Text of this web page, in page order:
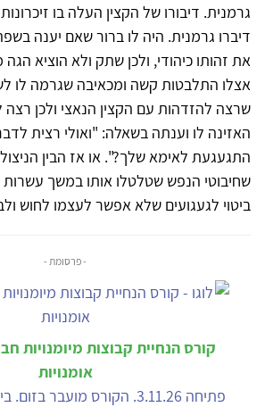
גרמנית. דיבורו של הקצין העלה בו
דיברו גרמנית. היה לו ברור שאם יענה
את זהותו כיהודי, ולכן שתק ולא הוציא
אצלו התלבטות קשה ומכאיבה שגרמה לו
שרצה להזדהות עם הקצין הנאצי ולכן רצה
האזינה לו וענתה בשאלה: "ואולי רצית
התגעגעת לאימא שלך?". או אז הבין
שחיבוטי הנפש שטלטלו אותו במשך
ביטוי לגעגועים שלא אפשר לעצמו לחוש
- פרסומת -
קורס הנחיית קבוצות מיומנויות
אומנויות